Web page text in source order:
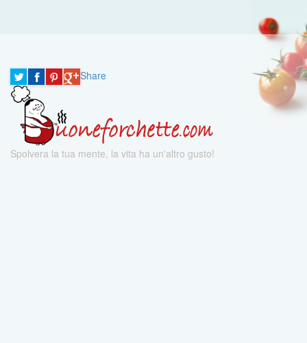
Share
Spolvera la tua mente, la vita ha un'altro gusto!